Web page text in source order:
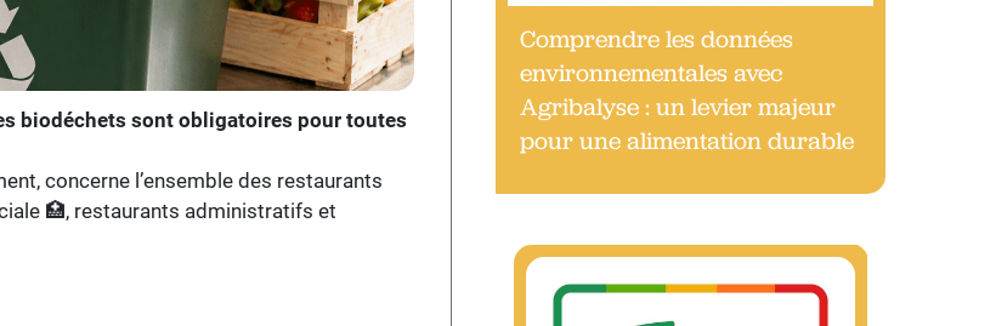
biodéchets sont obligatoires pour toutes
concerne l’ensemble des restaurants
🏥, restaurants administratifs et
Comprendre les données
environnementales avec
Agribalyse : un levier majeur
pour une alimentation durable